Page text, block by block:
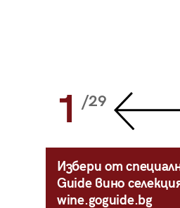
1 /29
Избери от
Guide вино
wine.goguide.bg